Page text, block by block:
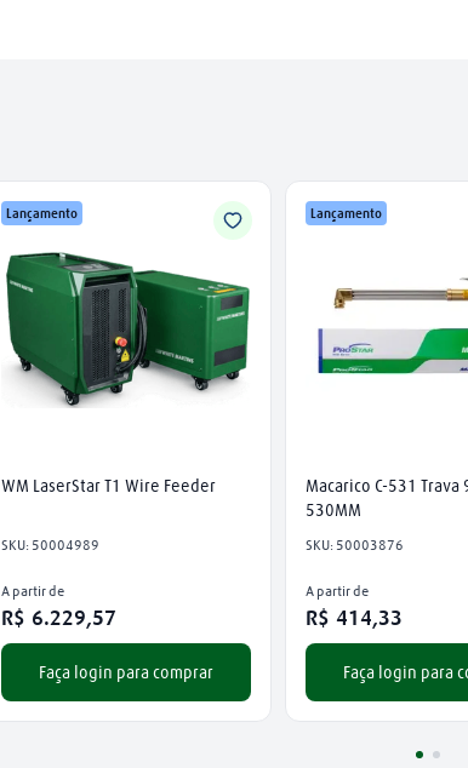
Lançamento
WM LaserStar T1 Wire Feeder
SKU: 50004989
A partir de
R$ 6.229,57
Faça login para comprar
Lançamento
Macarico C-531 Trava
530MM
SKU: 50003876
A partir de
R$ 414,33
Faça login para